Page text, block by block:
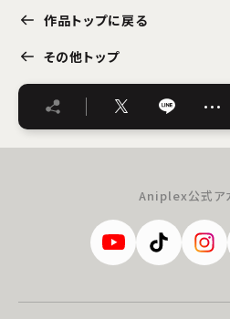
作品トップに戻る
その他トップ
…
Aniplex公式ア